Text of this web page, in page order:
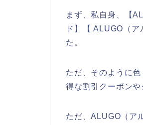
まず、私自身、【
ド】【 ALUGO（
た。
ただ、そのように
得な割引クーポン
ただ、ALUGO（ア